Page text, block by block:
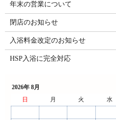
年末の営業について
閉店のお知らせ
入浴料金改定のお知らせ
HSP入浴に完全対応
2026年 8月
日
月 火 水